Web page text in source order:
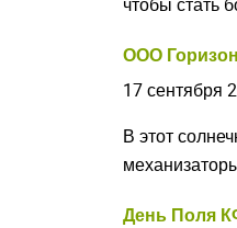
ООО
17 сентября
В этот
День Поля